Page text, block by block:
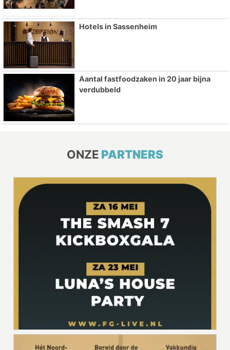
Hotels in Sassenheim
Aantal fastfoodzaken in 20 jaar bijna
verdubbeld
ONZE PARTNERS